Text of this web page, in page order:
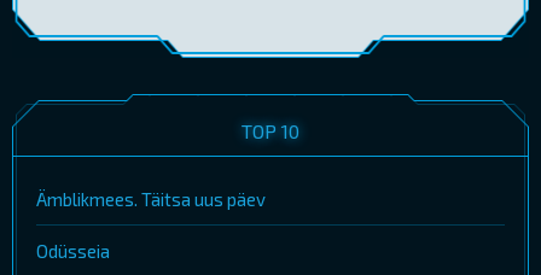
TOP 10
Ämblikmees. Täitsa uus päev
Odüsseia